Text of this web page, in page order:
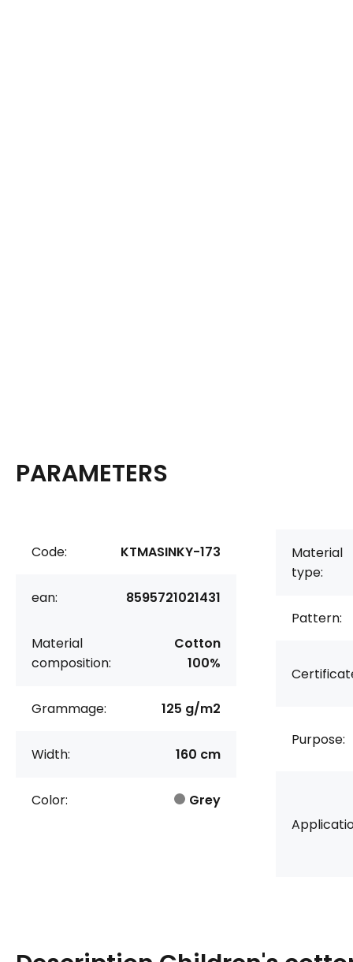
PARAMETERS
Code: KTMASINKY-173
ean: 8595721021431
Material
composition:
Cotton
100%
Grammage: 125 g/m2
Width: 160 cm
Color: Grey
Material
type:
Pattern:
Purpose: